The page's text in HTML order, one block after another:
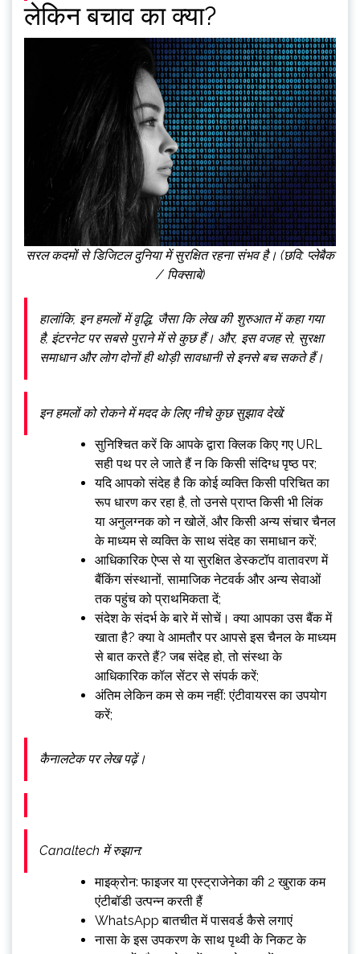
लेकिन बचाव का क्या?
सरल कदमों से डिजिटल दुनिया में सुरक्षित रहना संभव है। (छवि: प्लेबैक
/ पिक्साबे)
हालांकि, इन हमलों में वृद्धि, जैसा कि लेख की शुरुआत में कहा गया
है, इंटरनेट पर सबसे पुराने में से कुछ हैं। और, इस वजह से, सुरक्षा
समाधान और लोग दोनों ही थोड़ी सावधानी से इनसे बच सकते हैं।
इन हमलों को रोकने में मदद के लिए नीचे कुछ सुझाव देखें:
सुनिश्चित करें कि आपके द्वारा क्लिक किए गए URL
सही पथ पर ले जाते हैं न कि किसी संदिग्ध पृष्ठ पर;
यदि आपको संदेह है कि कोई व्यक्ति किसी परिचित का
रूप धारण कर रहा है, तो उनसे प्राप्त किसी भी लिंक
या अनुलग्नक को न खोलें, और किसी अन्य संचार चैनल
के माध्यम से व्यक्ति के साथ संदेह का समाधान करें;
आधिकारिक ऐप्स से या सुरक्षित डेस्कटॉप वातावरण में
बैंकिंग संस्थानों, सामाजिक नेटवर्क और अन्य सेवाओं
तक पहुंच को प्राथमिकता दें;
संदेश के संदर्भ के बारे में सोचें। क्या आपका उस बैंक में
खाता है? क्या वे आमतौर पर आपसे इस चैनल के माध्यम
से बात करते हैं? जब संदेह हो, तो संस्था के
आधिकारिक कॉल सेंटर से संपर्क करें;
अंतिम लेकिन कम से कम नहीं: एंटीवायरस का उपयोग
करें;
कैनालटेक पर लेख पढ़ें।
Canaltech में रुझान:
माइक्रोन: फाइजर या एस्ट्राजेनेका की 2 खुराक कम
एंटीबॉडी उत्पन्न करती हैं
WhatsApp बातचीत में पासवर्ड कैसे लगाएं
नासा के इस उपकरण के साथ पृथ्वी के निकट के